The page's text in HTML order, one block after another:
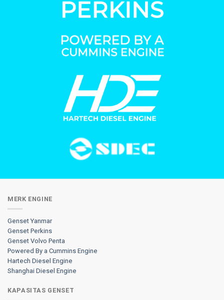
MERK ENGINE
Genset Yanmar
Genset Perkins
Genset Volvo Penta
Powered By a Cummins Engine
Hartech Diesel Engine
Shanghai Diesel Engine
KAPASITAS GENSET